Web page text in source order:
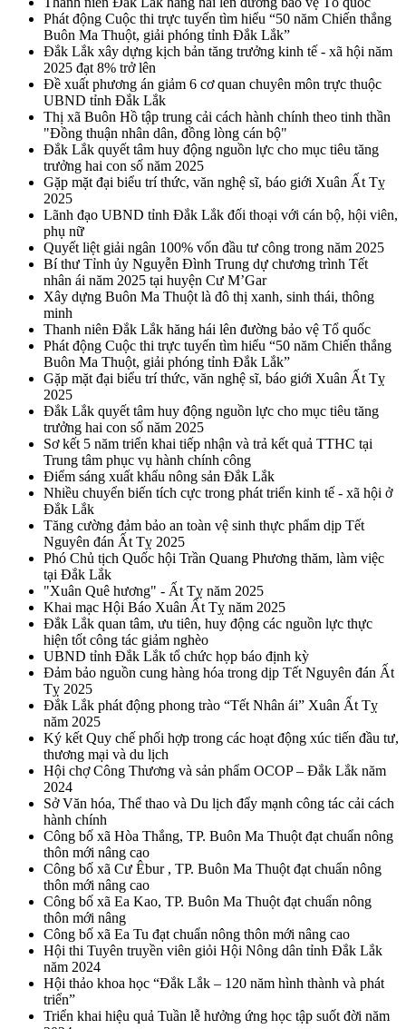
Phát động Cuộc thi trực tuyến tìm hiểu “50 năm Chiến thắng
Buôn Ma Thuột, giải phóng tỉnh Đắk Lắk”
Đắk Lắk xây dựng kịch bản tăng trưởng kinh tế - xã hội năm
2025 đạt 8% trở lên
Đề xuất phương án giảm 6 cơ quan chuyên môn trực thuộc
UBND tỉnh Đắk Lắk
Thị xã Buôn Hồ tập trung cải cách hành chính theo tinh thần
"Đồng thuận nhân dân, đồng lòng cán bộ"
Đắk Lắk quyết tâm huy động nguồn lực cho mục tiêu tăng
trưởng hai con số năm 2025
Gặp mặt đại biểu trí thức, văn nghệ sĩ, báo giới Xuân Ất Tỵ
2025
Lãnh đạo UBND tỉnh Đắk Lắk đối thoại với cán bộ, hội viên,
phụ nữ
Quyết liệt giải ngân 100% vốn đầu tư công trong năm 2025
Bí thư Tỉnh ủy Nguyễn Đình Trung dự chương trình Tết
nhân ái năm 2025 tại huyện Cư M’Gar
Xây dựng Buôn Ma Thuột là đô thị xanh, sinh thái, thông
minh
Thanh niên Đắk Lắk hăng hái lên đường bảo vệ Tổ quốc
Phát động Cuộc thi trực tuyến tìm hiểu “50 năm Chiến thắng
Buôn Ma Thuột, giải phóng tỉnh Đắk Lắk”
Gặp mặt đại biểu trí thức, văn nghệ sĩ, báo giới Xuân Ất Tỵ
2025
Đắk Lắk quyết tâm huy động nguồn lực cho mục tiêu tăng
trưởng hai con số năm 2025
Sơ kết 5 năm triển khai tiếp nhận và trả kết quả TTHC tại
Trung tâm phục vụ hành chính công
Điểm sáng xuất khẩu nông sản Đắk Lắk
Nhiều chuyển biến tích cực trong phát triển kinh tế - xã hội ở
Đắk Lắk
Tăng cường đảm bảo an toàn vệ sinh thực phẩm dịp Tết
Nguyên đán Ất Tỵ 2025
Phó Chủ tịch Quốc hội Trần Quang Phương thăm, làm việc
tại Đắk Lắk
"Xuân Quê hương" - Ất Tỵ năm 2025
Khai mạc Hội Báo Xuân Ất Tỵ năm 2025
Đắk Lắk quan tâm, ưu tiên, huy động các nguồn lực thực
hiện tốt công tác giảm nghèo
UBND tỉnh Đắk Lắk tổ chức họp báo định kỳ
Đảm bảo nguồn cung hàng hóa trong dịp Tết Nguyên đán Ất
Tỵ 2025
Đắk Lắk phát động phong trào “Tết Nhân ái” Xuân Ất Tỵ
năm 2025
Ký kết Quy chế phối hợp trong các hoạt động xúc tiến đầu tư,
thương mại và du lịch
Hội chợ Công Thương và sản phẩm OCOP – Đắk Lắk năm
2024
Sở Văn hóa, Thể thao và Du lịch đẩy mạnh công tác cải cách
hành chính
Công bố xã Hòa Thắng, TP. Buôn Ma Thuột đạt chuẩn nông
thôn mới nâng cao
Công bố xã Cư Êbur , TP. Buôn Ma Thuột đạt chuẩn nông
thôn mới nâng cao
Công bố xã Ea Kao, TP. Buôn Ma Thuột đạt chuẩn nông
thôn mới nâng
Công bố xã Ea Tu đạt chuẩn nông thôn mới nâng cao
Hội thi Tuyên truyền viên giỏi Hội Nông dân tỉnh Đắk Lắk
năm 2024
Hội thảo khoa học “Đắk Lắk – 120 năm hình thành và phát
triển”
Triển khai hiệu quả Tuần lễ hưởng ứng học tập suốt đời năm